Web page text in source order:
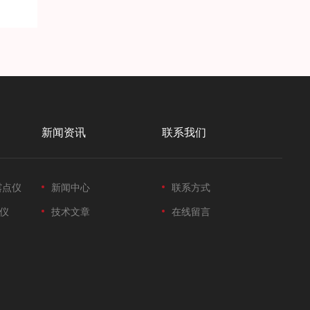
仪
新闻资讯
新闻中心
技术文章
联系我们
联系方式
在线留言